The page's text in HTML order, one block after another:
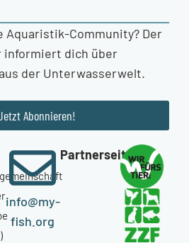
Aquaristik-Community? Der
dich über
der Unterwasserwelt.
Abonnieren!
info@my-
fish.org
Partnerseiten